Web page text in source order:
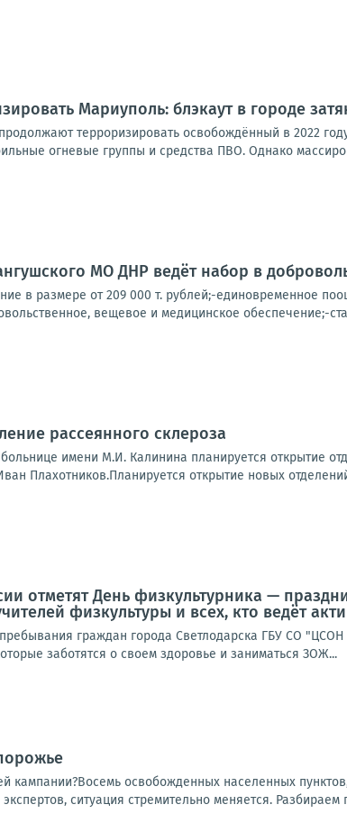
Мариуполь: блэкаут в городе
терроризировать освобождённый в 2022
огневые группы и средства ПВО. Однако
МО ДНР ведёт набор в
в размере от 209 000 т. рублей;-единовременное
вещевое и медицинское обеспечение;-
рассеянного склероза
имени М.И. Калинина планируется открытие
Плахотников.Планируется открытие новых
отметят День физкультурника —
физкультуры и всех, кто ведёт
граждан города Светлодарска ГБУ СО
заботятся о своем здоровье и заниматься ЗОЖ...
кампании?Восемь освобожденных населенных
ситуация стремительно меняется.